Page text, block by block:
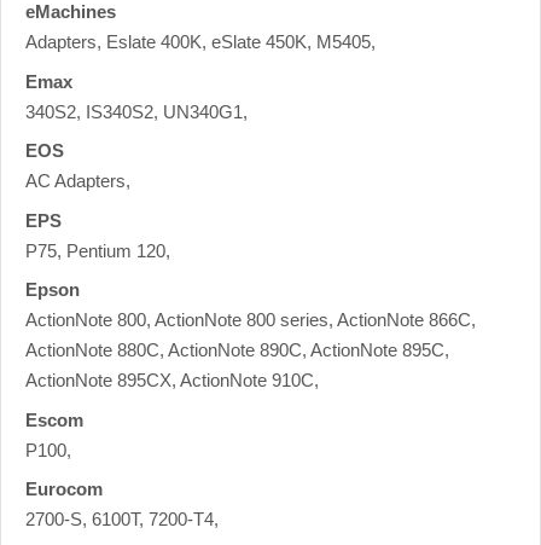
eMachines
Adapters, Eslate 400K, eSlate 450K, M5405,
Emax
340S2, IS340S2, UN340G1,
EOS
AC Adapters,
EPS
P75, Pentium 120,
Epson
ActionNote 800, ActionNote 800 series, ActionNote 866C,
ActionNote 880C, ActionNote 890C, ActionNote 895C,
ActionNote 895CX, ActionNote 910C,
Escom
P100,
Eurocom
2700-S, 6100T, 7200-T4,